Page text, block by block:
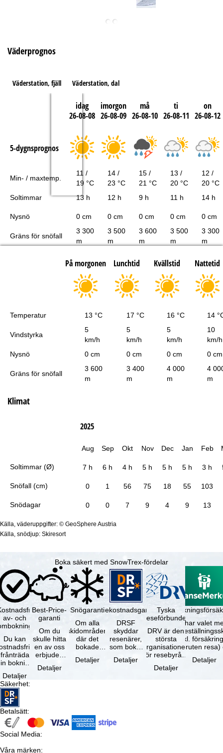
Väderprognos
Väderstation, fjäll Väderstation, dal
idag
26-08-08
imorgon
26-08-09
må
26-08-10
ti
26-08-11
on
26-08-12
5-dygnsprognos
Min- / maxtemp.
11 /
19 °C
14 /
23 °C
15 /
21 °C
13 /
20 °C
12 /
20 °C
Soltimmar
13 h 12 h 9 h 11 h 14 h
Nysnö 0 cm 0 cm 0 cm 0 cm 0 cm
Gräns för snöfall
3 300
m
3 500
m
3 600
m
3 500
m
3 300
m
På morgonen Lunchtid Kvällstid Nattetid
Temperatur 13 °C 17 °C 16 °C 14
Vindstyrka
5
km/h
5
km/h
5
km/h
10
km/h
Nysnö
0 cm 0 cm 0 cm 0 cm
Gräns för snöfall
3 600
m
3 400
m
4 000
m
4
m
Klimat
Soltimmar (Ø)
Snöfall (cm)
Snödagar
2025
Aug Sep Okt Nov Dec Jan Feb
7 h 6 h 4 h 5 h 5 h 5 h 3 h
0 1 56 75 18 55 103
0 0 7 9 4 9 13
Källa, väderuppgifter: © GeoSphere Austria
Källa, snödjup: Skiresort
Boka säkert med SnowTrex-fördelar
av- och
Du kan
frånträda
bokning
efter
…
Detaljer
Best-Price-
garanti
Om du
skulle hitta
en av oss
erbjuden
samma
Detaljer
Snögaranti
Om alla
skidområden
där det
bokade
gäller –
Detaljer
Resekostnadsgaranti
DRSF
skyddar
resenärer,
som bokat
paketresa
Detaljer
Tyska
reseförbundet
DRV är den
största
organisationen
för resebyråer
researrangörer
Detaljer
Du har valet
(inkl.
avbruten resa)
Detaljer
Säkerhet:
Betalsätt:
Social Media:
Våra märken: